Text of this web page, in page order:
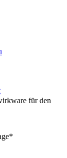
für den